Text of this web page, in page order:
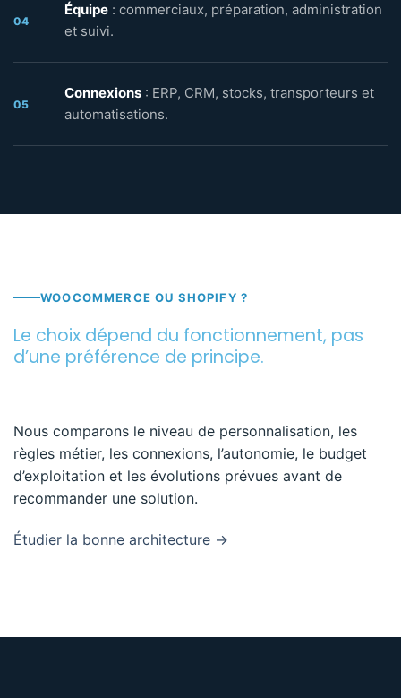
04
Équipe : commerciaux, préparation, administration
et suivi.
05
Connexions : ERP, CRM, stocks, transporteurs et
automatisations.
WOOCOMMERCE OU SHOPIFY ?
Le choix dépend du fonctionnement, pas
d’une préférence de principe.
Nous comparons le niveau de personnalisation, les
règles métier, les connexions, l’autonomie, le budget
d’exploitation et les évolutions prévues avant de
recommander une solution.
Étudier la bonne architecture →